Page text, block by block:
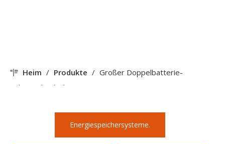
Heim / Produkte / Großer Doppelbatterie-
Solarwechselrichter
Energiespeichersysteme.